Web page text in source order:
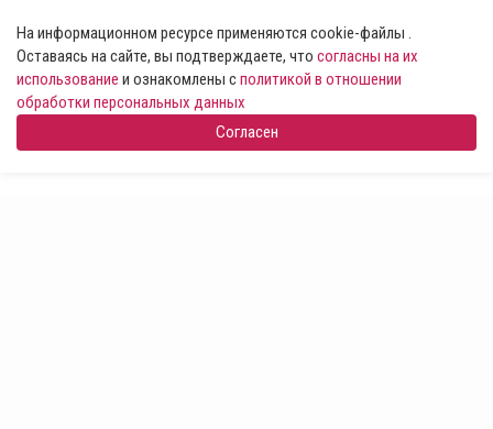
На информационном ресурсе применяются cookie-файлы .
Оставаясь на сайте, вы подтверждаете, что согласны на их
использование и ознакомлены сполитикой в отношении
обработки персональных данных
Согласен